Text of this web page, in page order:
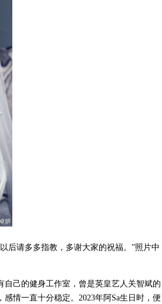
请多多指教，多谢大家的祝福。”照片中
己的健身工作室，曾是英皇艺人关智斌的
情一直十分稳定。2023年阿Sa生日时，便